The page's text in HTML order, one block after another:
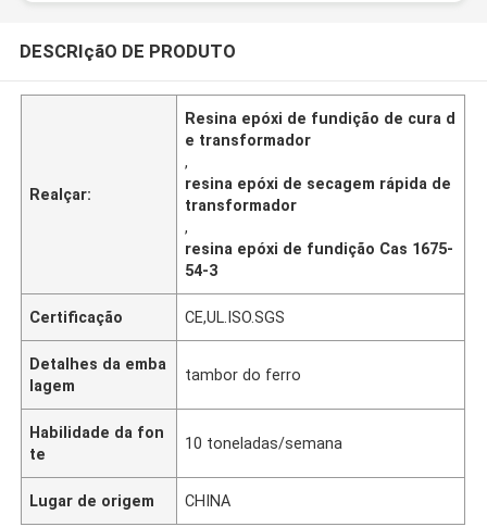
DESCRIçãO DE PRODUTO
Realçar:
Resina epóxi de fundição de cura d
e transformador
,
resina epóxi de secagem rápida de
transformador
,
resina epóxi de fundição Cas 1675-
54-3
Certificação CE,UL.ISO.SGS
Detalhes da emba
lagem
tambor do ferro
Habilidade da fon
te
10 toneladas/semana
Lugar de origem CHINA